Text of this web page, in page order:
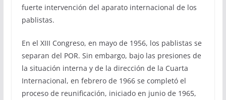
fuerte intervención del aparato internacional de los
pablistas.
En el XIII Congreso, en mayo de 1956, los pablistas se
separan del POR. Sin embargo, bajo las presiones de
la situación interna y de la dirección de la Cuarta
Internacional, en febrero de 1966 se completó el
proceso de reunificación, iniciado en junio de 1965,